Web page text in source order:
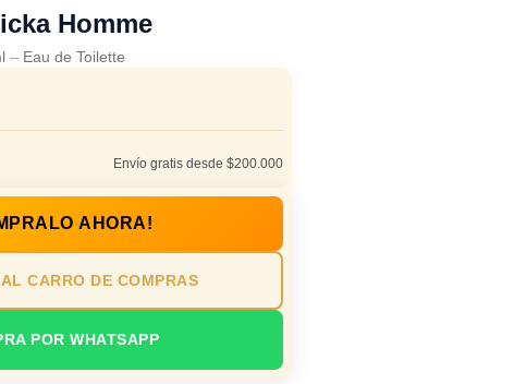
Homme
– Eau de Toilette
Envío gratis desde $200.000
AHORA!
CARRO DE COMPRAS
POR WHATSAPP